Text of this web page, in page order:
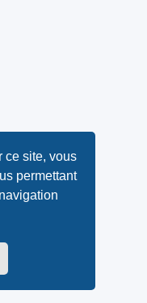
ce site, vous
permettant